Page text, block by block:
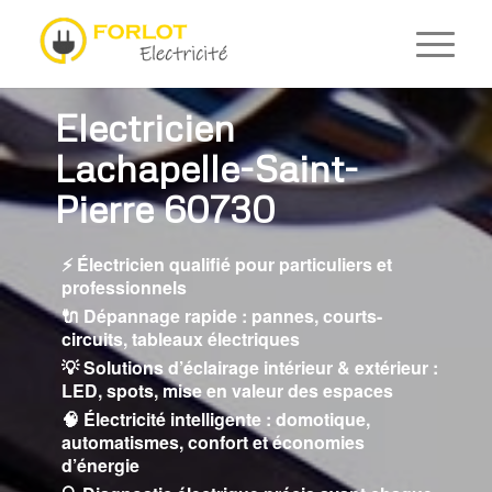
Electricien
Lachapelle-Saint-
Pierre 60730
⚡ Électricien qualifié pour particuliers et
professionnels
🔌 Dépannage rapide : pannes, courts-
circuits, tableaux électriques
💡 Solutions d’éclairage intérieur & extérieur :
LED, spots, mise en valeur des espaces
🧠 Électricité intelligente : domotique,
automatismes, confort et économies
d’énergie